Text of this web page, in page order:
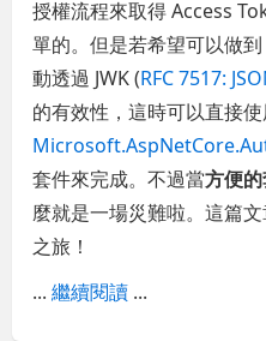
授權流程來取得 Access
單的。但是若希望可以做
動透過 JWK (RFC 7517:
的有效性，這時可以直接
套件來完成。不過當方便
麼就是一場災難啦。這篇
之旅！
...繼續閱讀 ...